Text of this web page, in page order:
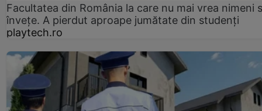
Facultatea din România la care nu mai vrea nimeni
înveţe. A pierdut aproape jumătate din studenţi
playtech.ro